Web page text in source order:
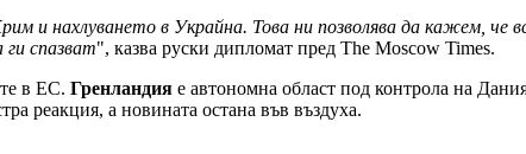
и нахлуването в Украйна. Това ни позволява да кажем, че
спазват", казва руски дипломат пред The Moscow Times.
в ЕС. Гренландия е автономна област под контрола на
реакция, а новината остана във въздуха.